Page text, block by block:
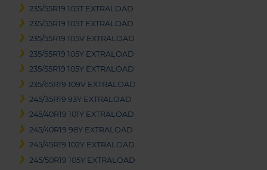
235/55R19 105T EXTRALOAD
235/55R19 105T EXTRALOAD
235/55R19 105V EXTRALOAD
235/55R19 105Y EXTRALOAD
235/55R19 105Y EXTRALOAD
235/65R19 109V EXTRALOAD
245/35R19 93Y EXTRALOAD
245/40R19 101Y EXTRALOAD
245/40R19 98Y EXTRALOAD
245/45R19 102Y EXTRALOAD
245/50R19 105Y EXTRALOAD